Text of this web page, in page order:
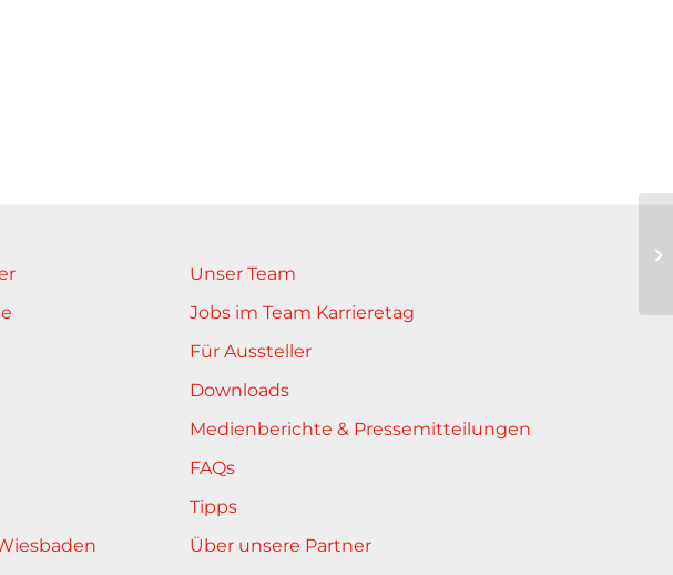
Unser Team
Jobs im Team Karrieretag
Für Aussteller
Downloads
Medienberichte & Pressemitteilungen
FAQs
Tipps
Über unsere Partner